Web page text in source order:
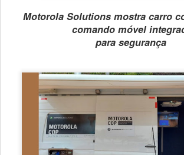
Motorola Solutions mostra carro
comando móvel
para segurança